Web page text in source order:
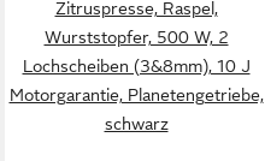
Zitruspresse, Raspel,
Wurststopfer, 500 W, 2
Lochscheiben (3&8mm), 10 J
Motorgarantie, Planetengetriebe,
schwarz